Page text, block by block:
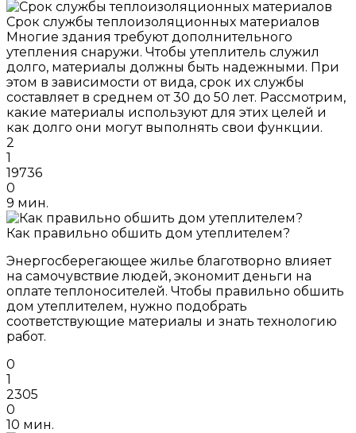
Срок службы теплоизоляционных материалов
Многие здания требуют дополнительного
утепления снаружи. Чтобы утеплитель служил
долго, материалы должны быть надежными. При
этом в зависимости от вида, срок их службы
составляет в среднем от 30 до 50 лет. Рассмотрим,
какие материалы используют для этих целей и
как долго они могут выполнять свои функции.
2
1
19736
0
9 мин.
Как правильно обшить дом утеплителем?
Энергосберегающее жилье благотворно влияет
на самочувствие людей, экономит деньги на
оплате теплоносителей. Чтобы правильно обшить
дом утеплителем, нужно подобрать
соответствующие материалы и знать технологию
работ.
0
1
2305
0
10 мин.